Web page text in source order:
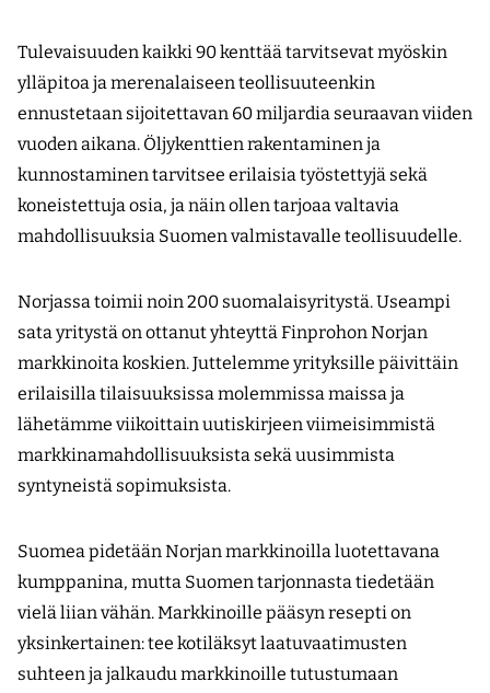
Tulevaisuuden kaikki 90 kenttää tarvitsevat myöskin
ylläpitoa ja merenalaiseen teollisuuteenkin
ennustetaan sijoitettavan 60 miljardia seuraavan viiden
vuoden aikana. Öljykenttien rakentaminen ja
kunnostaminen tarvitsee erilaisia työstettyjä sekä
koneistettuja osia, ja näin ollen tarjoaa valtavia
mahdollisuuksia Suomen valmistavalle teollisuudelle.
Norjassa toimii noin 200 suomalaisyritystä. Useampi
sata yritystä on ottanut yhteyttä Finprohon Norjan
markkinoita koskien. Juttelemme yrityksille päivittäin
erilaisilla tilaisuuksissa molemmissa maissa ja
lähetämme viikoittain uutiskirjeen viimeisimmistä
markkinamahdollisuuksista sekä uusimmista
syntyneistä sopimuksista.
Suomea pidetään Norjan markkinoilla luotettavana
kumppanina, mutta Suomen tarjonnasta tiedetään
vielä liian vähän. Markkinoille pääsyn resepti on
yksinkertainen: tee kotiläksyt laatuvaatimusten
suhteen ja jalkaudu markkinoille tutustumaan